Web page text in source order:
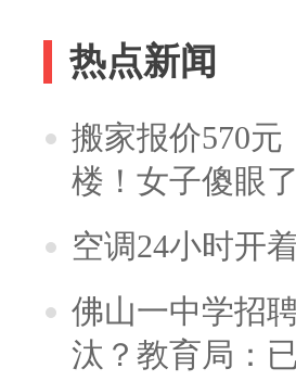
热点新闻
搬家报价570元
楼！女子傻眼
空调24小时开
佛山一中学招
汰？教育局：